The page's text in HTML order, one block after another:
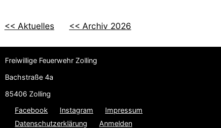
<< Aktuelles << Archiv 2026
Freiwillige Feuerwehr Zolling
Bachstraße 4a
85406 Zolling
Facebook
Instagram
Impressum
Datenschutzerklärung
Anmelden